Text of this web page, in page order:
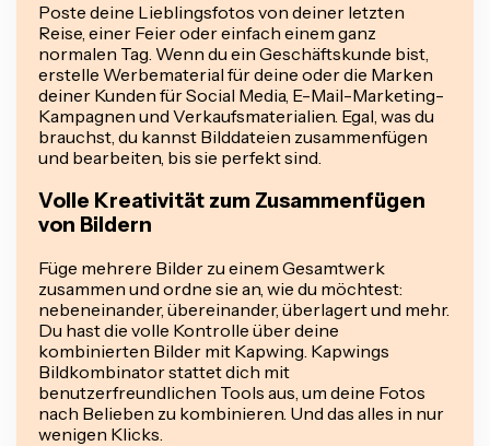
Poste deine Lieblingsfotos von deiner letzten
Reise, einer Feier oder einfach einem ganz
normalen Tag. Wenn du ein Geschäftskunde bist,
erstelle Werbematerial für deine oder die Marken
deiner Kunden für Social Media, E-Mail-Marketing-
Kampagnen und Verkaufsmaterialien. Egal, was du
brauchst, du kannst Bilddateien zusammenfügen
und bearbeiten, bis sie perfekt sind.
Volle Kreativität zum Zusammenfügen
von Bildern
Füge mehrere Bilder zu einem Gesamtwerk
zusammen und ordne sie an, wie du möchtest:
nebeneinander, übereinander, überlagert und mehr.
Du hast die volle Kontrolle über deine
kombinierten Bilder mit Kapwing. Kapwings
Bildkombinator stattet dich mit
benutzerfreundlichen Tools aus, um deine Fotos
nach Belieben zu kombinieren. Und das alles in nur
wenigen Klicks.